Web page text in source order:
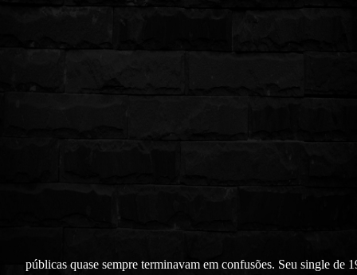
públicas quase sempre terminavam em confusões. Seu single de